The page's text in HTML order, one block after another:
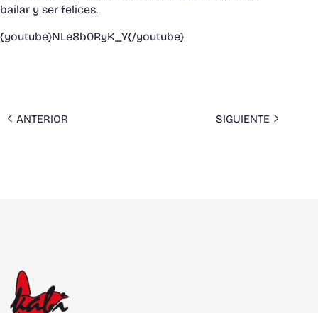
bailar y ser felices.
{youtube}NLe8b0RyK_Y{/youtube}
ANTERIOR SIGUIENTE